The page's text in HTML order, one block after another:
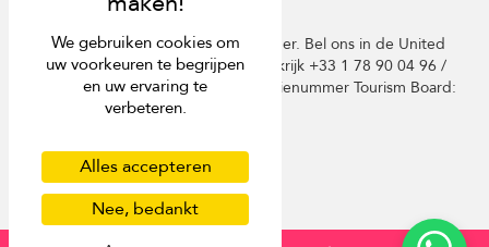
Copyright © 2026 St Barts Villa Finder. Bel ons in de United
Kingdom +44 2 033 933 883 / Frankrijk +33 1 78 90 04 96 /
Duitsland +49 40 835 09075. Licentienummer Tourism Board:
Privacy beleid
Cookies
We gebruiken cookies om
uw voorkeuren te begrijpen
en uw ervaring te
verbeteren.
Alles accepteren
Nee, bedankt